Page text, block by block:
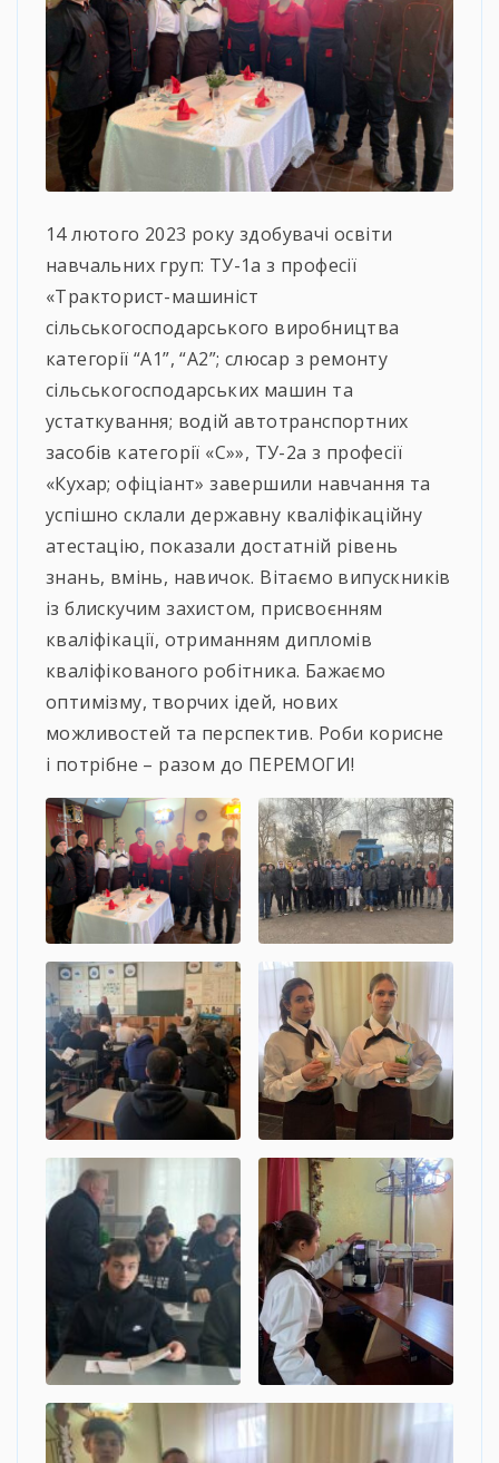
14 лютого 2023 року здобувачі освіти
навчальних груп: ТУ-1а з професії
«Тракторист-машиніст
сільськогосподарського виробництва
категорії “А1”, “А2”; слюсар з ремонту
сільськогосподарських машин та
устаткування; водій автотранспортних
засобів категорії «С»», ТУ-2а з професії
«Кухар; офіціант» завершили навчання та
успішно склали державну кваліфікаційну
атестацію, показали достатній рівень
знань, вмінь, навичок. Вітаємо випускників
із блискучим захистом, присвоєнням
кваліфікації, отриманням дипломів
кваліфікованого робітника. Бажаємо
оптимізму, творчих ідей, нових
можливостей та перспектив. Роби корисне
і потрібне – разом до ПЕРЕМОГИ!